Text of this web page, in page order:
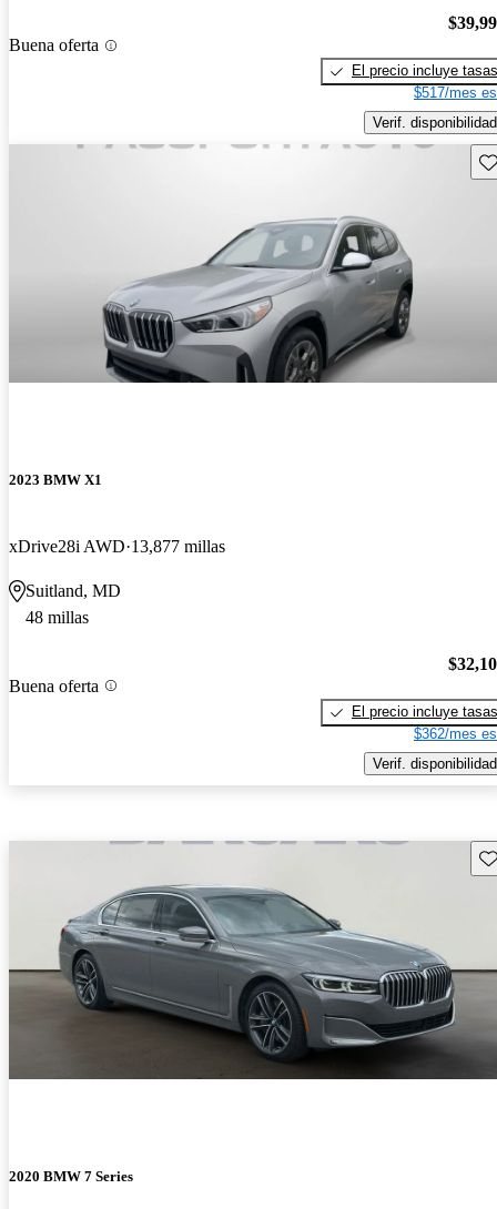
Buena oferta
El precio incluye tasas
$517/mes
Verif. disponibilidad
2023 BMW X1
xDrive28i AWD 13,877 millas
Suitland, MD
48 millas
Buena oferta
El precio incluye tasas
$362/mes
Verif. disponibilidad
2020 BMW 7 Series